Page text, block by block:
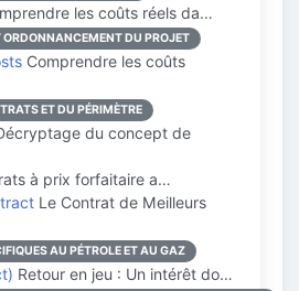
les coûts réels da…
DU PROJET
Comprendre les coûts
ET DU PÉRIMÈTRE
du concept de
à prix forfaitaire a…
Le Contrat de Meilleurs
AU PÉTROLE ET AU GAZ
Retour en jeu : Un intérêt do…